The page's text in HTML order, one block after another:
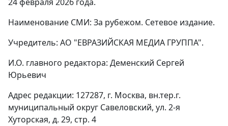
Наименование СМИ: За рубежом. Сетевое издание.
Учредитель: АО "ЕВРАЗИЙСКАЯ МЕДИА ГРУППА".
И.О. главного редактора: Деменский Сергей
Юрьевич
Адрес редакции: 127287, г. Москва, вн.тер.г.
муниципальный округ Савеловский, ул. 2-я
Хуторская, д. 29, стр. 4